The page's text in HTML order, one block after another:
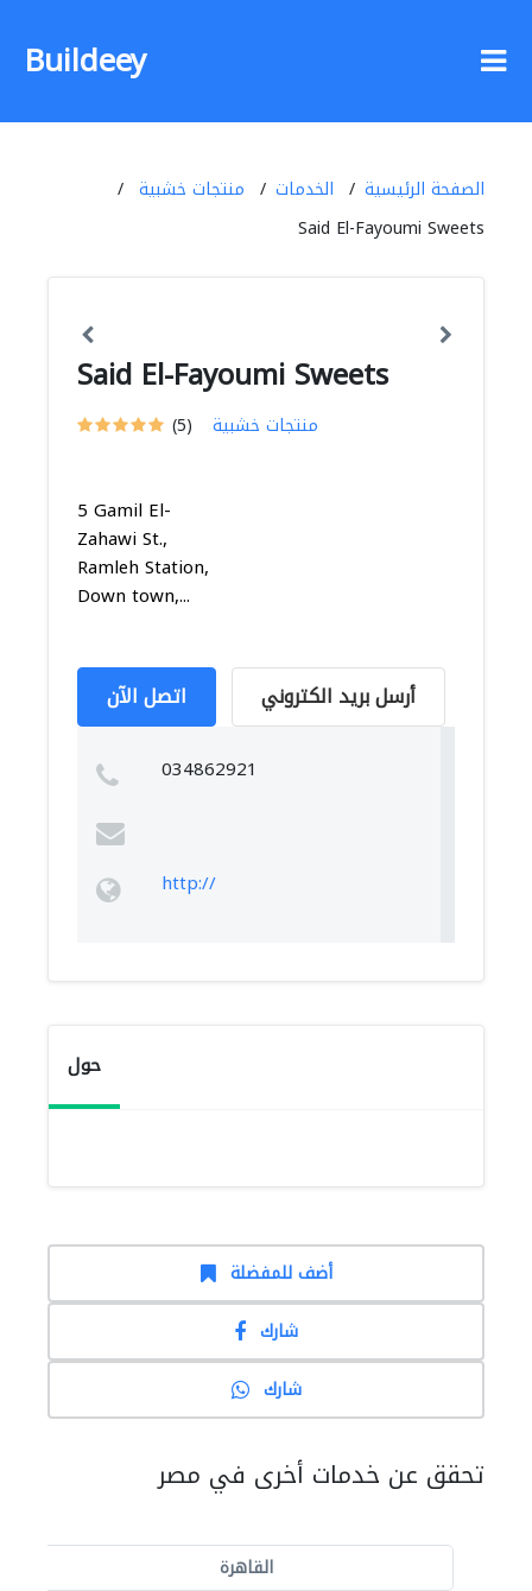
Buildeey
الصفحة الرئيسية الخدمات
منتجات خشبية
Said El-Fayoumi Sweets
Said El-Fayoumi Sweets
(5) منتجات خشبية
5 Gamil El-
Zahawi St.,
Ramleh Station,
Down town,...
اتصل الآن أرسل بريد الكتروني
034862921
http://
حول
أضف للمفضلة
شارك
شارك
تحقق عن خدمات أخرى في مصر
القاهرة